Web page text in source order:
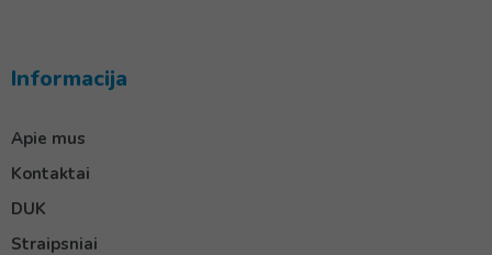
Informacija
Apie mus
Kontaktai
DUK
Straipsniai